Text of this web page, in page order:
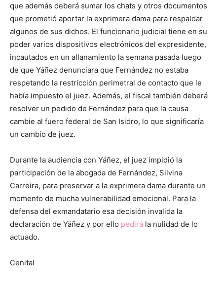
que además deberá sumar los chats y otros documentos
que prometió aportar la exprimera dama para respaldar
algunos de sus dichos. El funcionario judicial tiene en su
poder varios dispositivos electrónicos del expresidente,
incautados en un allanamiento la semana pasada luego
de que Yáñez denunciara que Fernández no estaba
respetando la restricción perimetral de contacto que le
había impuesto el juez. Además, el fiscal también deberá
resolver un pedido de Fernández para que la causa
cambie al fuero federal de San Isidro, lo que significaría
un cambio de juez.
Durante la audiencia con Yáñez, el juez impidió la
participación de la abogada de Fernández, Silvina
Carreira, para preservar a la exprimera dama durante un
momento de mucha vulnerabilidad emocional. Para la
defensa del exmandatario esa decisión invalida la
declaración de Yáñez y por ello pedirá la nulidad de lo
actuado.
Cenital